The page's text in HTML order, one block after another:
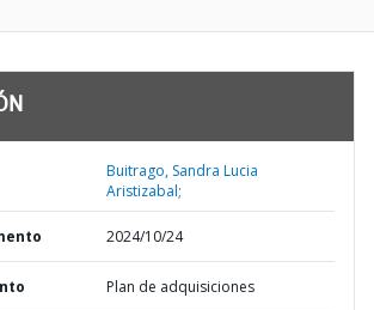
Buitrago, Sandra Lucia
Aristizabal;
2024/10/24
Plan de adquisiciones